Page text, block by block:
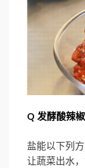
Q 发酵酸辣
盐能以下列
让蔬菜出水